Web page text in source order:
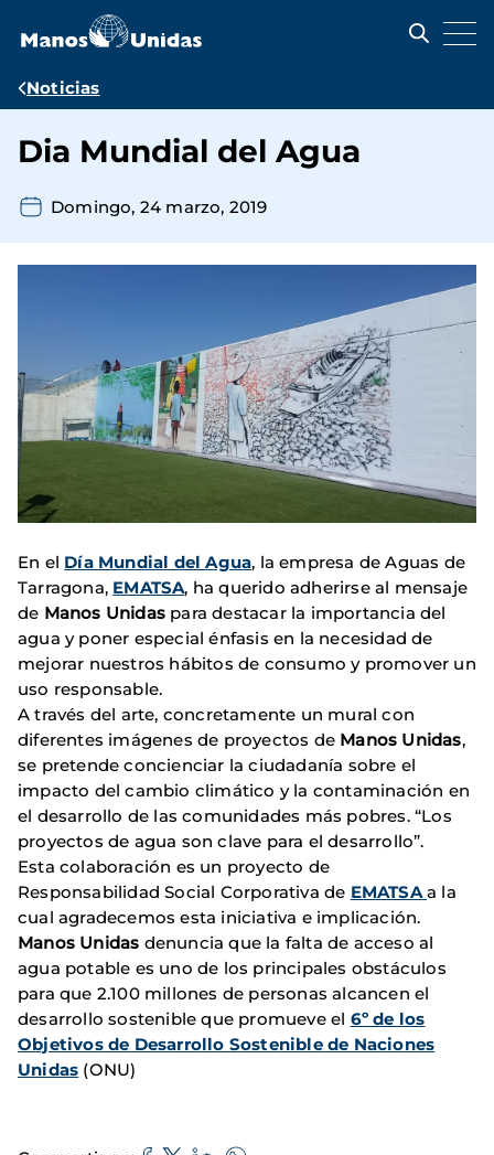
contenido
Ruta
navegación
Noticias
Dia Mundial del Agua
Domingo, 24 marzo, 2019
En el Día Mundial del Agua, la empresa de Aguas de
Tarragona, EMATSA, ha querido adherirse al mensaje
de Manos Unidas para destacar la importancia del
agua y poner especial énfasis en la necesidad de
mejorar nuestros hábitos de consumo y promover un
uso responsable.
A través del arte, concretamente un mural con
diferentes imágenes de proyectos de Manos Unidas,
se pretende concienciar la ciudadanía sobre el
impacto del cambio climático y la contaminación en
el desarrollo de las comunidades más pobres. “Los
proyectos de agua son clave para el desarrollo”.
Esta colaboración es un proyecto de
Responsabilidad Social Corporativa de EMATSA a la
cual agradecemos esta iniciativa e implicación.
Manos Unidas denuncia que la falta de acceso al
agua potable es uno de los principales obstáculos
para que 2.100 millones de personas alcancen el
desarrollo sostenible que promueve el 6º de los
Objetivos de Desarrollo Sostenible de Naciones
Unidas (ONU)